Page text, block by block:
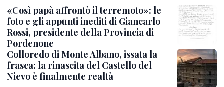
«Così papà affrontò il terremoto»: le
foto e gli appunti inediti di Giancarlo
Rossi, presidente della Provincia di
Pordenone
Colloredo di Monte Albano, issata la
frasca: la rinascita del Castello del
Nievo è finalmente realtà